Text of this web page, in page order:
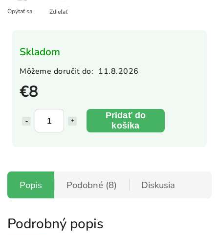
€8
Pridať do
košíka
Skladom
Môžeme doručiť do: 11.8.2026
Opýtať sa Zdieľať
Popis Podobné (8) Diskusia
Podrobný popis